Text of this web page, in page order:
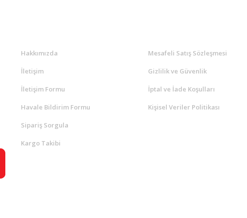
Hakkımızda
İletişim
İletişim Formu
Havale Bildirim Formu
Sipariş Sorgula
Kargo Takibi
Mesafeli Satış Sözleşmesi
Gizlilik ve Güvenlik
İptal ve İade Koşulları
Kişisel Veriler Politikası